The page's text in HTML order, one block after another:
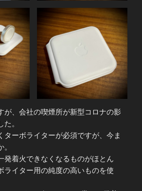
が、会社の喫煙所が新型コロナの影
。
ターボライターが必須ですが、今ま
発着火できなくなるものがほとん
ライター用の純度の高いものを使